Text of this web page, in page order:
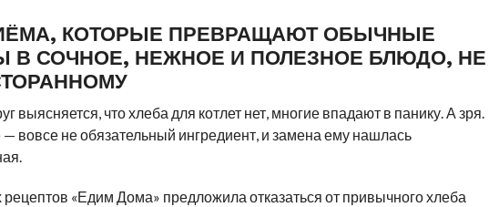
КОТОРЫЕ ПРЕВРАЩАЮТ ОБЫЧНЫЕ
В СОЧНОЕ, НЕЖНОЕ И ПОЛЕЗНОЕ БЛЮДО, НЕ
выясняется, что хлеба для котлет нет, многие впадают в панику. А зря.
вовсе не обязательный ингредиент, и замена ему нашлась
«Едим Дома» предложила отказаться от привычного хлеба